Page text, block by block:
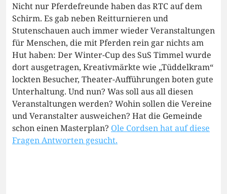
Nicht nur Pferdefreunde haben das RTC auf dem
Schirm. Es gab neben Reitturnieren und
Stutenschauen auch immer wieder Veranstaltungen
für Menschen, die mit Pferden rein gar nichts am
Hut haben: Der Winter-Cup des SuS Timmel wurde
dort ausgetragen, Kreativmärkte wie „Tüddelkram“
lockten Besucher, Theater-Aufführungen boten gute
Unterhaltung. Und nun? Was soll aus all diesen
Veranstaltungen werden? Wohin sollen die Vereine
und Veranstalter ausweichen? Hat die Gemeinde
schon einen Masterplan? Ole Cordsen hat auf diese
Fragen Antworten gesucht.